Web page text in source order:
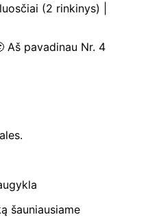
(2 rinkinys) |
Aš pavadinau Nr. 4
šauniausiame